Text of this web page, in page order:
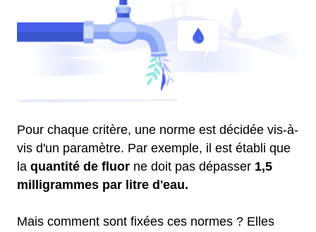
Pour chaque critère, une norme est décidée vis-à-
vis d'un paramètre. Par exemple, il est établi que
la quantité de fluor ne doit pas dépasser 1,5
milligrammes par litre d'eau.
Mais comment sont fixées ces normes ? Elles